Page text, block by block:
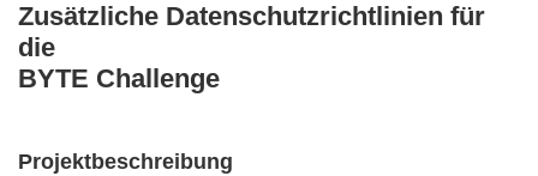
Zusätzliche Datenschutzrichtlinien für
die
BYTE Challenge
Projektbeschreibung